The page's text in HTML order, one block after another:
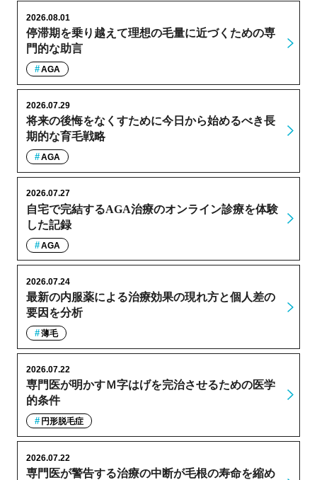
停滞期を乗り越えて理想の毛量に近づくための専
門的な助言
2026.08.01
AGA
将来の後悔をなくすために今日から始めるべき長
期的な育毛戦略
2026.07.29
AGA
自宅で完結するAGA治療のオンライン診療を体験
した記録
2026.07.27
AGA
最新の内服薬による治療効果の現れ方と個人差の
要因を分析
2026.07.24
薄毛
専門医が明かすＭ字はげを完治させるための医学
的条件
2026.07.22
円形脱毛症
専門医が警告する治療の中断が毛根の寿命を縮め
2026.07.22